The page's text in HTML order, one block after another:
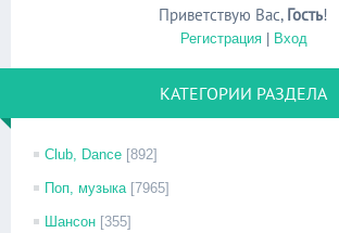
Приветствую Вас, Гость!
Регистрация| Вход
КАТЕГОРИИ РАЗДЕЛА
Club, Dance [892]
Поп, музыка [7965]
Шансон [355]